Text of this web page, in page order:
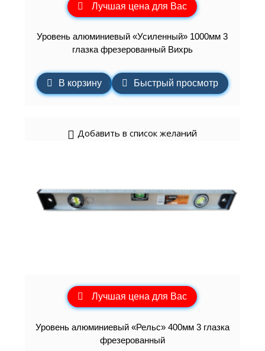
Лучшая цена для Вас
Уровень алюминиевый «Усиленный» 1000мм 3
глазка фрезерованный Вихрь
В корзину Быстрый просмотр
Добавить в список желаний
Лучшая цена для Вас
Уровень алюминиевый «Рельс» 400мм 3 глазка
фрезерованный